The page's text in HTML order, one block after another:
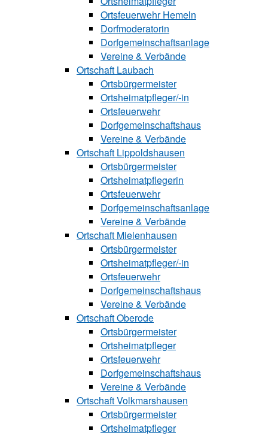
Ortsfeuerwehr Hemeln
Dorfmoderatorin
Dorfgemeinschaftsanlage
Vereine & Verbände
Ortschaft Laubach
Ortsbürgermeister
Ortsheimatpfle‍ger/-in
Ortsfeuerwehr
Dorfgemeinschaftshaus
Vereine & Verbände
Ortschaft Lip‍polds‍hau‍sen
Ortsbürgermeister
Ortsheimatpflegerin
Ortsfeuerwehr
Dorfgemeinschaftsanlage
Vereine & Verbände
Ortschaft Mielenhausen
Ortsbürgermeister
Ortsheimatpfle‍‍ger/-in
Ortsfeuerwehr
Dorfgemeinschaftshaus
Vereine & Verbände
Ortschaft Oberode
Ortsbürgermeister
Ortsheimatpfle‍ger
Ortsfeuerwehr
Dorfgemeinschaftshaus
Vereine & Verbände
Ortschaft Volk‍mars‍hau‍sen
Ortsbürgermeister
Ortsheimatpfleger